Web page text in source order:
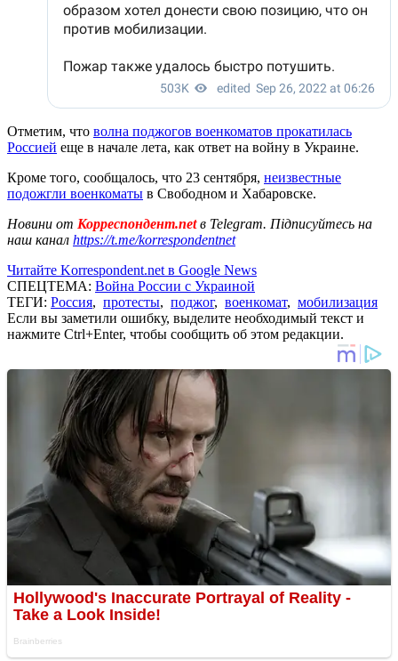
Отметим, что волна поджогов военкоматов прокатилась
Россией еще в начале лета, как ответ на войну в Украине.
Кроме того, сообщалось, что 23 сентября, неизвестные
подожгли военкоматы в Свободном и Хабаровске.
Новини от Корреспондент.netв Telegram. Підписуйтесь на
наш канал https://t.me/korrespondentnet
Читайте Korrespondent.net в Google News
СПЕЦТЕМА: Война России с Украиной
ТЕГИ: Россия, протесты, поджог, военкомат, мобилизация
Если вы заметили ошибку, выделите необходимый текст и
нажмите Ctrl+Enter, чтобы сообщить об этом редакции.